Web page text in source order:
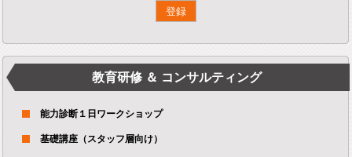
教育研修 ＆ コンサルティング
能力診断１日ワークショップ
基礎講座（スタッフ層向け）